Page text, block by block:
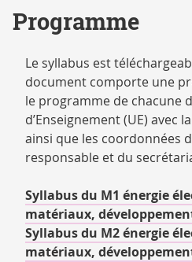
Programme
Le syllabus est
document comporte une
le programme de chacune
d’Enseignement (UE) avec
ainsi que les coordonnées
responsable et du
Syllabus du M1 énergie
matériaux,
Syllabus du M2 énergie
matériaux,